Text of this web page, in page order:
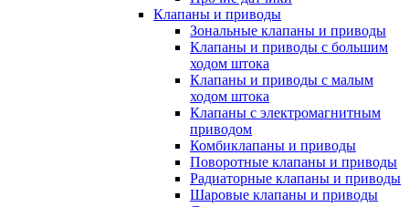
Клапаны и приводы
Зональные клапаны и приводы
Клапаны и приводы с большим
ходом штока
Клапаны и приводы с малым
ходом штока
Клапаны с электромагнитным
приводом
Комбиклапаны и приводы
Поворотные клапаны и приводы
Радиаторные клапаны и приводы
Шаровые клапаны и приводы